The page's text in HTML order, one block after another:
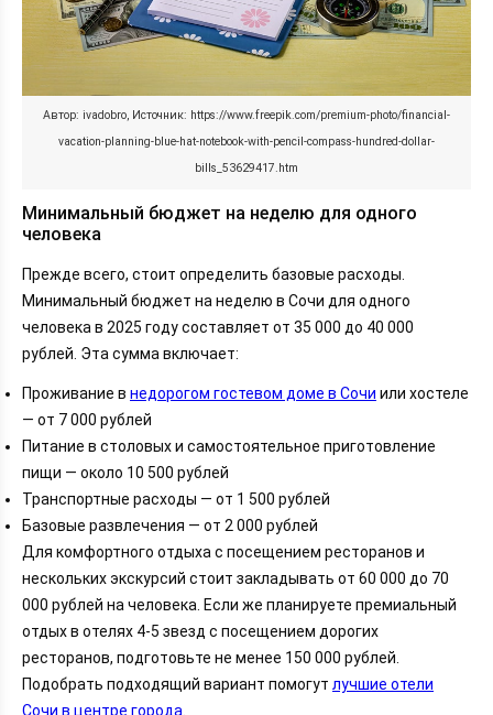
Автор: ivadobro, Источник: https://www.freepik.com/premium-photo/financial-
vacation-planning-blue-hat-notebook-with-pencil-compass-hundred-dollar-
bills_53629417.htm
Минимальный бюджет на неделю для одного
человека
Прежде всего, стоит определить базовые расходы.
Минимальный бюджет на неделю в Сочи для одного
человека в 2025 году составляет от 35 000 до 40 000
рублей. Эта сумма включает:
Проживание в недорогом гостевом доме в Сочи или хостеле
— от 7 000 рублей
Питание в столовых и самостоятельное приготовление
пищи — около 10 500 рублей
Транспортные расходы — от 1 500 рублей
Базовые развлечения — от 2 000 рублей
Для комфортного отдыха с посещением ресторанов и
нескольких экскурсий стоит закладывать от 60 000 до 70
000 рублей на человека. Если же планируете премиальный
отдых в отелях 4-5 звезд с посещением дорогих
ресторанов, подготовьте не менее 150 000 рублей.
Подобрать подходящий вариант помогут лучшие отели
Сочи в центре города